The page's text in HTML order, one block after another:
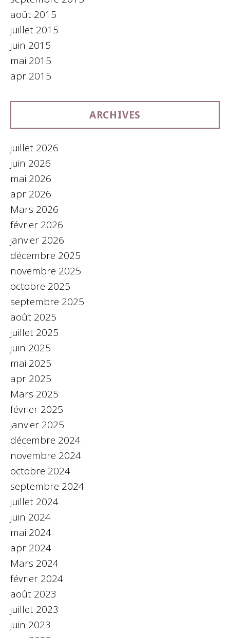
août 2015
juillet 2015
juin 2015
mai 2015
apr 2015
ARCHIVES
juillet 2026
juin 2026
mai 2026
apr 2026
Mars 2026
février 2026
janvier 2026
décembre 2025
novembre 2025
octobre 2025
septembre 2025
août 2025
juillet 2025
juin 2025
mai 2025
apr 2025
Mars 2025
février 2025
janvier 2025
décembre 2024
novembre 2024
octobre 2024
septembre 2024
juillet 2024
juin 2024
mai 2024
apr 2024
Mars 2024
février 2024
août 2023
juillet 2023
juin 2023